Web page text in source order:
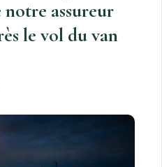
notre assureur
le vol du van